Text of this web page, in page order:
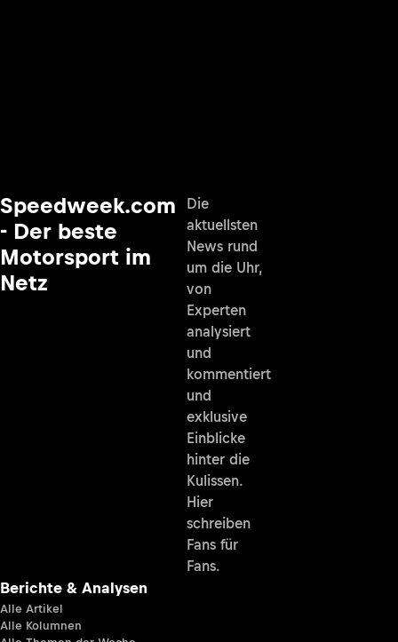
Speedweek.com
- Der beste
Motorsport im
Netz
Die
aktuellsten
News rund
um die Uhr,
von
Experten
analysiert
und
kommentiert
und
exklusive
Einblicke
hinter die
Kulissen.
Hier
schreiben
Fans für
Fans.
Berichte & Analysen
Alle Artikel
Alle Kolumnen